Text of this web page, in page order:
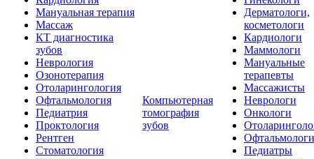
Мануальная терапия
Массаж
КТ диагностика
зубов
Неврология
Озонотерапия
Отоларингология
Офтальмология
Педиатрия
Проктология
Рентген
Стоматология
Компьютерная
томография
зубов
Дерматологи,
косметологи
Кардиологи
Маммологи
Мануальные
терапевты
Массажисты
Неврологи
Онкологи
Офтальмологи
Педиатры